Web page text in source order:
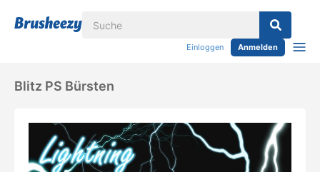
Einloggen Anmelden
Blitz PS Bürsten